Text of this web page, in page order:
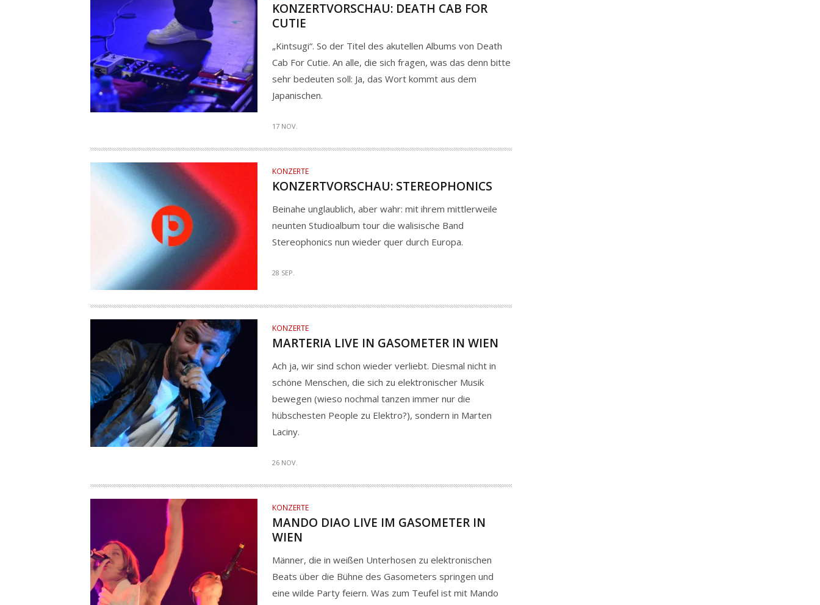
KONZERTVORSCHAU: DEATH CAB FOR
CUTIE
„Kintsugi“. So der Titel des akutellen Albums von Death
Cab For Cutie. An alle, die sich fragen, was das denn bitte
sehr bedeuten soll: Ja, das Wort kommt aus dem
Japanischen.
17 NOV.
KONZERTE
KONZERTVORSCHAU: STEREOPHONICS
Beinahe unglaublich, aber wahr: mit ihrem mittlerweile
neunten Studioalbum tour die walisische Band
Stereophonics nun wieder quer durch Europa.
28 SEP.
KONZERTE
MARTERIA LIVE IN GASOMETER IN WIEN
Ach ja, wir sind schon wieder verliebt. Diesmal nicht in
schöne Menschen, die sich zu elektronischer Musik
bewegen (wieso nochmal tanzen immer nur die
hübschesten People zu Elektro?), sondern in Marten
Laciny.
26 NOV.
KONZERTE
MANDO DIAO LIVE IM GASOMETER IN
WIEN
Männer, die in weißen Unterhosen zu elektronischen
Beats über die Bühne des Gasometers springen und
eine wilde Party feiern. Was zum Teufel ist mit Mando